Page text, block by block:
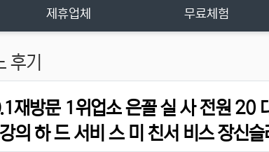
제휴업체 무료체험
후기
재방문 1위업소 은꼴 실 사 전원 20
의 하 드 서비 스 미 친서 비스 장신